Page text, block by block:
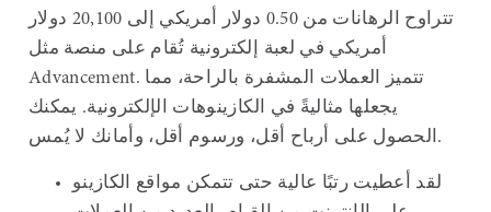
تتراوح الرهانات من 0.50 دولار أمريكي إلى 20,100 دولار
أمريكي في لعبة إلكترونية تُقام على منصة مثل
Advancement. تتميز العملات المشفرة بالراحة، مما
يجعلها مثاليةً في الكازينوهات الإلكترونية. يمكنك
الحصول على أرباح أقل، ورسوم أقل، وأمانك لا يُمس.
لقد أعطيت رتبًا عالية حتى تتمكن مواقع الكازينو